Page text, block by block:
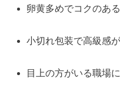
卵黄多めでコクのあ
小切れ包装で高級感
目上の方がいる職場